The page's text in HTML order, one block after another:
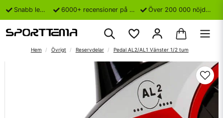
Snabb leverans 6000+ recensioner på Trustpilot Över 200 000 nöjda kunder
Hem Övrigt Reservdelar Pedal AL2/AL1 Vänster 1/2 tum